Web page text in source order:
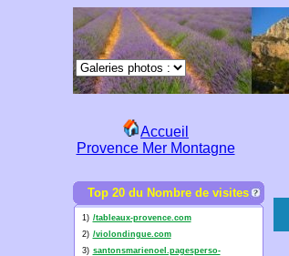
Accueil
Provence Mer Montagne
Top 20 du Nombre de visites
1) /tableaux-provence.com
2) /violondingue.com
3) santonsmarienoel.pagesperso-